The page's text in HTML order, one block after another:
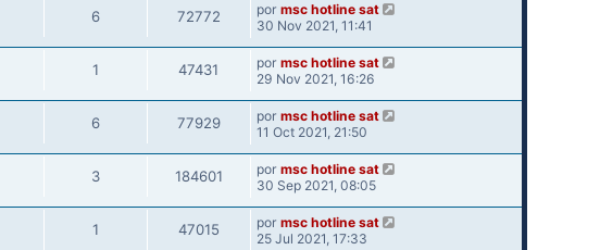
6 72772 por msc hotline sat
30 Nov 2021, 11:41
1 47431 por msc hotline sat
29 Nov 2021, 16:26
6 77929 por msc hotline sat
11 Oct 2021, 21:50
3 184601 por msc hotline sat
30 Sep 2021, 08:05
1 47015 por msc hotline sat
25 Jul 2021, 17:33